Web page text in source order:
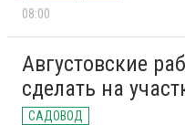
08:00
Августовские
сделать на
САДОВОД